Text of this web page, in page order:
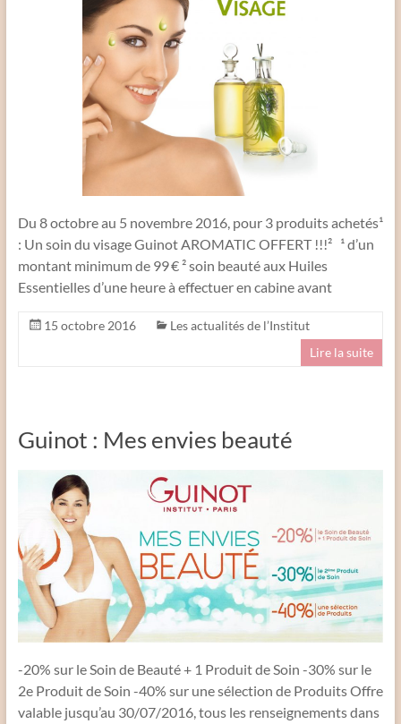
Du 8 octobre au 5 novembre 2016, pour 3 produits achetés¹
: Un soin du visage Guinot AROMATIC OFFERT !!!² ¹ d’un
montant minimum de 99 € ² soin beauté aux Huiles
Essentielles d’une heure à effectuer en cabine avant
15 octobre 2016
Les actualités de l’Institut
Lire la suite
Guinot : Mes envies beauté
-20% sur le Soin de Beauté + 1 Produit de Soin -30% sur le
2e Produit de Soin -40% sur une sélection de Produits Offre
valable jusqu’au 30/07/2016, tous les renseignements dans